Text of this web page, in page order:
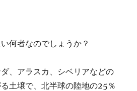
何者なのでしょうか？
、アラスカ、シベリアなどの
土壌で、北半球の陸地の25％